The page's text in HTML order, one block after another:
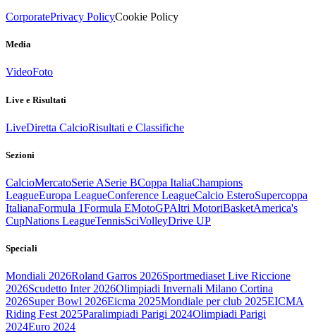
CorporatePrivacy PolicyCookie Policy
Media
VideoFoto
Live e Risultati
LiveDiretta CalcioRisultati e Classifiche
Sezioni
CalcioMercatoSerie ASerie BCoppa ItaliaChampions
LeagueEuropa LeagueConference LeagueCalcio EsteroSupercoppa
ItalianaFormula 1Formula EMotoGPAltri MotoriBasketAmerica's
CupNations LeagueTennisSciVolleyDrive UP
Speciali
Mondiali 2026Roland Garros 2026Sportmediaset Live Riccione
2026Scudetto Inter 2026Olimpiadi Invernali Milano Cortina
2026Super Bowl 2026Eicma 2025Mondiale per club 2025EICMA
Riding Fest 2025Paralimpiadi Parigi 2024Olimpiadi Parigi
2024Euro 2024